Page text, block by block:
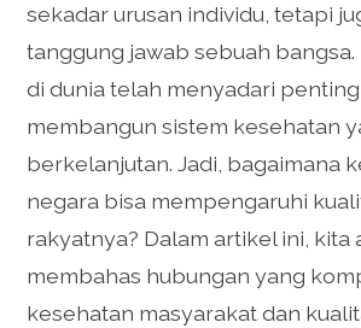
sekadar urusan individu, tetapi
tanggung jawab sebuah
di dunia telah menyadari
membangun sistem kesehatan
berkelanjutan. Jadi, bagaimana
negara bisa mempengaruhi
rakyatnya? Dalam artikel ini, kita
membahas hubungan yang
kesehatan masyarakat dan